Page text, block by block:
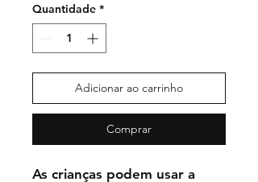
Quantidade *
Adicionar ao carrinho
Comprar
As crianças podem usar a